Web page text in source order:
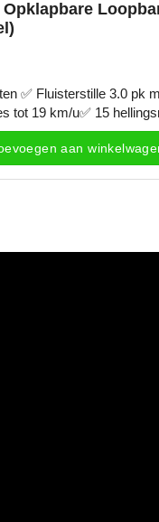
✅ Fluisterstille 3.0 pk
tot 19 km/u✅ 15
en intensiteit✅ Ruim
hardlopen✅
voor
aan